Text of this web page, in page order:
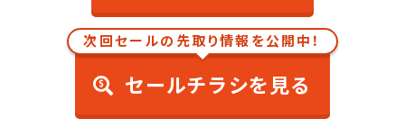
次回セールの先取り情報を公開中！
セールチラシを見る